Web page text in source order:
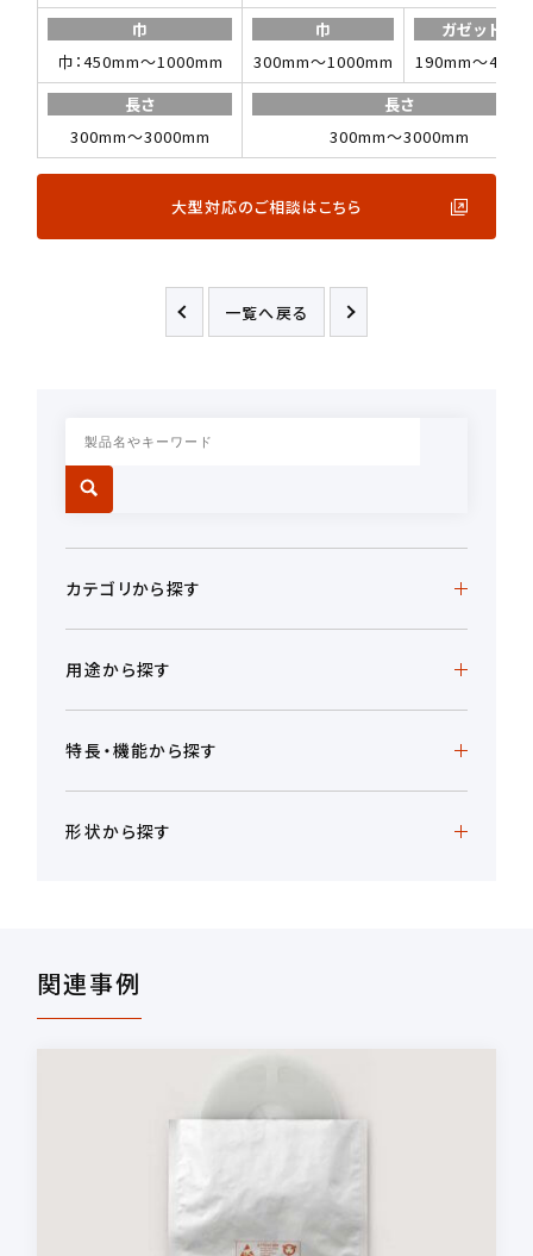
巾
巾：450mm〜1000mm
巾
300mm〜1000mm
ガゼット巾
190mm〜
長さ
300mm〜3000mm
長さ
300mm〜3000mm
大型対応のご相談はこちら
一覧へ戻る
カテゴリから探す
用途から探す
特長・機能から探す
形状から探す
関連事例